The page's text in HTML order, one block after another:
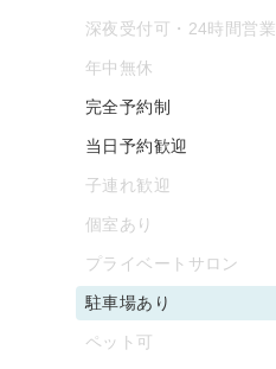
深夜受付可・24時間営業
年中無休
完全予約制
当日予約歓迎
子連れ歓迎
個室あり
プライベートサロン
駐車場あり
ペット可